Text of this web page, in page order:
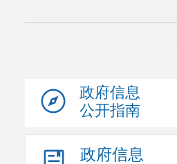
政府信息
公开指南
政府信息